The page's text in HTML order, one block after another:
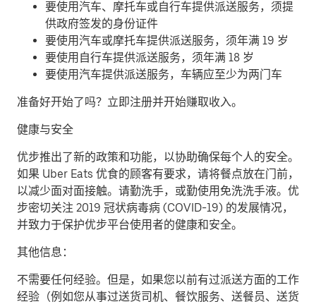
要使用汽车、摩托车或自行车提供派送服务，须提
供政府签发的身份证件
要使用汽车或摩托车提供派送服务，须年满 19 岁
要使用自行车提供派送服务，须年满 18 岁
要使用汽车提供派送服务，车辆应至少为两门车
准备好开始了吗？立即注册并开始赚取收入。
健康与安全
优步推出了新的政策和功能，以协助确保每个人的安全。
如果 Uber Eats 优食的顾客有要求，请将餐点放在门前，
以减少面对面接触。请勤洗手，或勤使用免洗洗手液。优
步密切关注 2019 冠状病毒病 (COVID-19) 的发展情况，
并致力于保护优步平台使用者的健康和安全。
其他信息：
不需要任何经验。但是，如果您以前有过派送方面的工作
经验（例如您从事过送货司机、餐饮服务、送餐员、送货